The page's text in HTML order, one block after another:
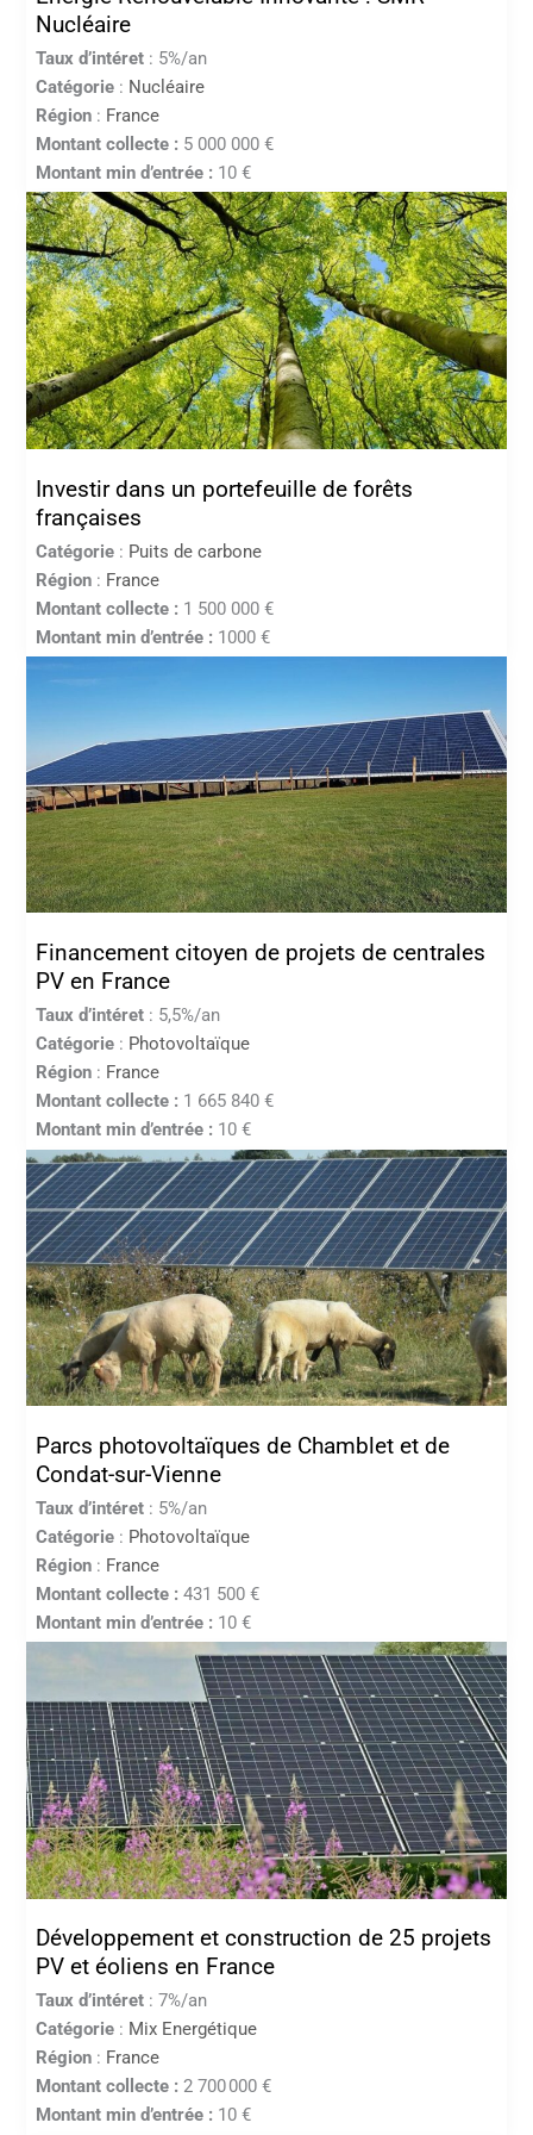
Nucléaire
Taux d’intéret : 5%/an
Catégorie : Nucléaire
Région : France
Montant collecte : 5 000 000 €
Montant min d’entrée : 10 €
Investir dans un portefeuille de forêts
françaises
Catégorie : Puits de carbone
Région : France
Montant collecte : 1 500 000 €
Montant min d’entrée : 1000 €
Financement citoyen de projets de centrales
PV en France
Taux d’intéret : 5,5%/an
Catégorie : Photovoltaïque
Région : France
Montant collecte : 1 665 840 €
Montant min d’entrée : 10 €
Parcs photovoltaïques de Chamblet et de
Condat-sur-Vienne
Taux d’intéret : 5%/an
Catégorie : Photovoltaïque
Région : France
Montant collecte : 431 500 €
Montant min d’entrée : 10 €
Développement et construction de 25 projets
PV et éoliens en France
Taux d’intéret : 7%/an
Catégorie : Mix Energétique
Région : France
Montant collecte : 2 700 000 €
Montant min d’entrée : 10 €